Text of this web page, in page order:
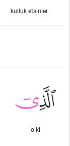
kulluk etsinler
o ki